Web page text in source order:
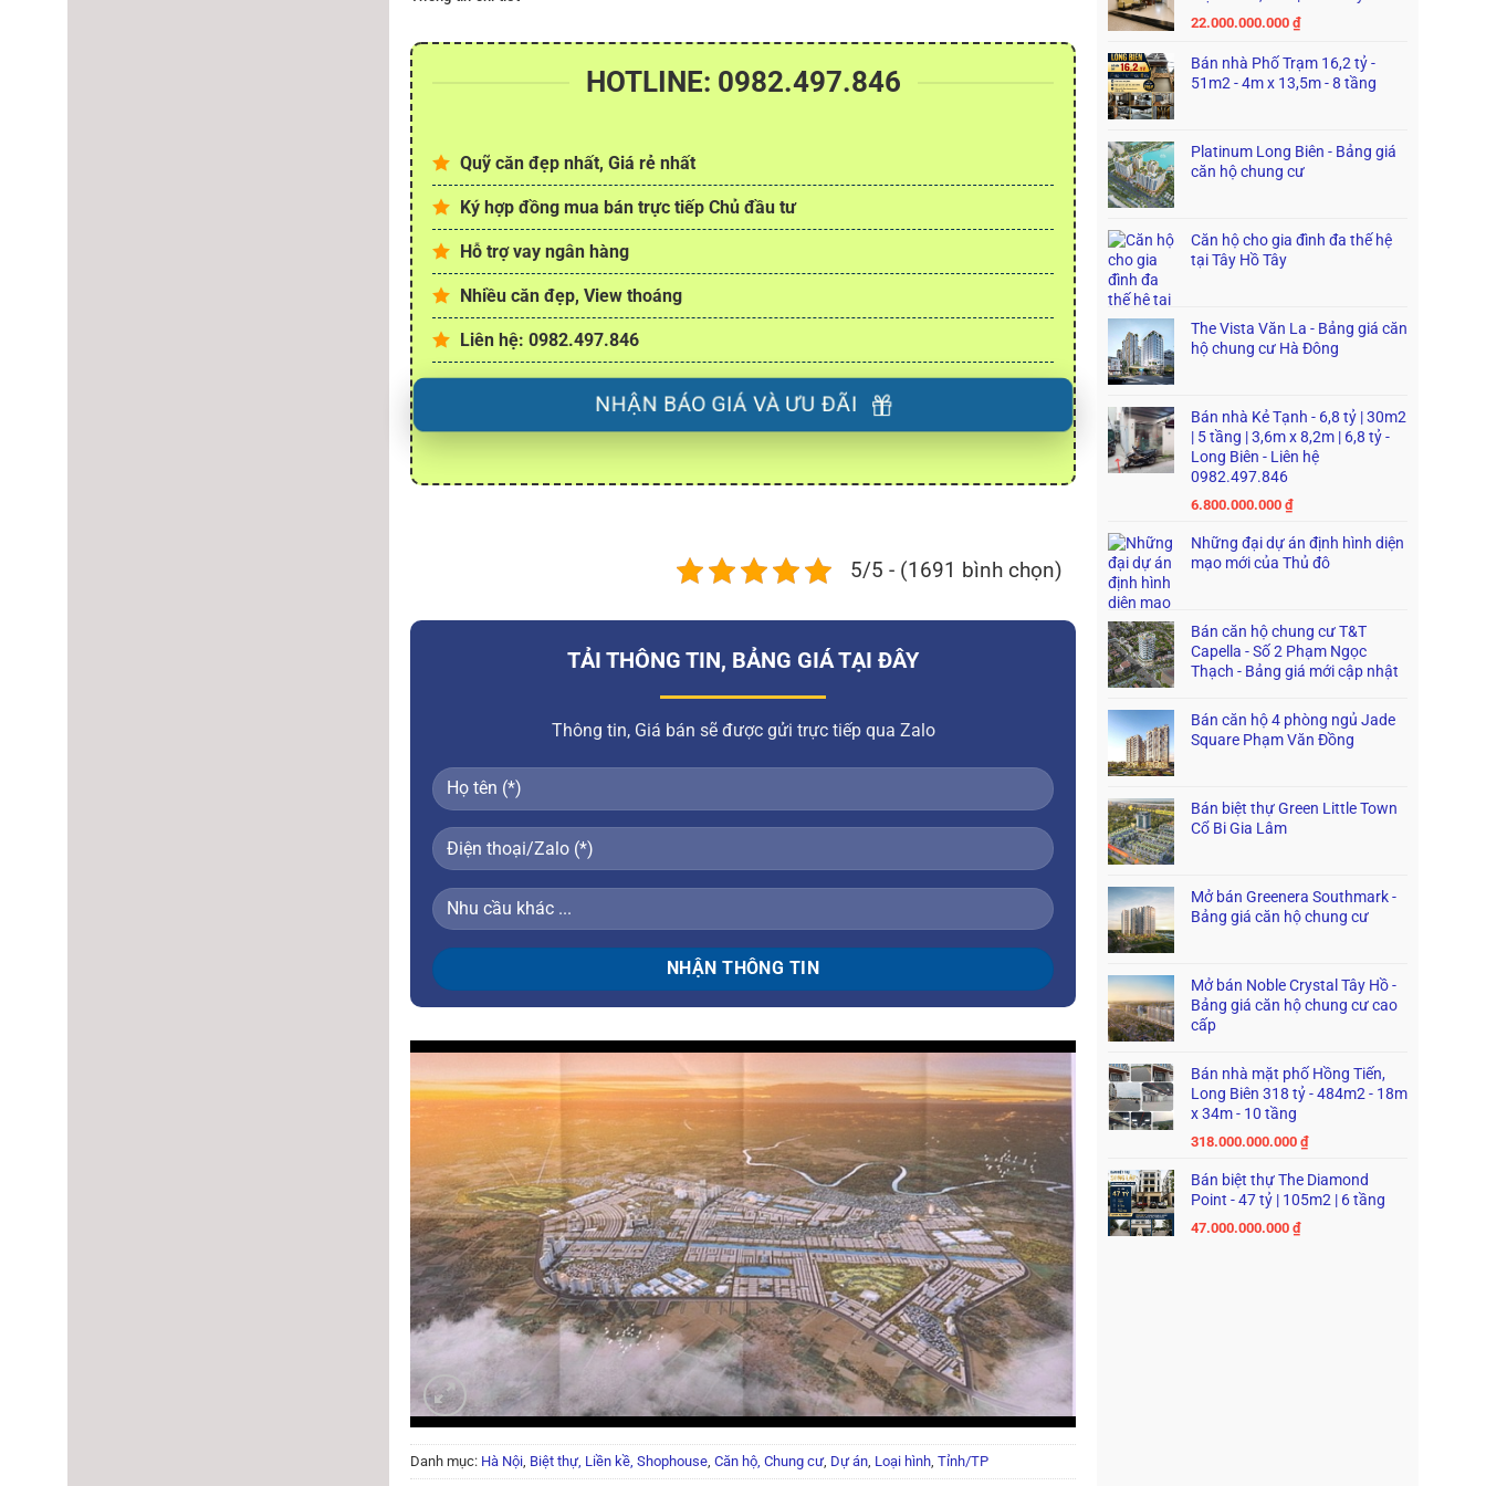
HOTLINE: 0982.497.846
Quỹ căn đẹp nhất, Giá rẻ nhất
Ký hợp đồng mua bán trực tiếp Chủ đầu tư
Hỗ trợ vay ngân hàng
Nhiều căn đẹp, View thoáng
Liên hệ: 0982.497.846
NHẬN BÁO GIÁ VÀ ƯU ĐÃI
5/5 - (1691 bình chọn)
TẢI THÔNG TIN, BẢNG GIÁ TẠI ĐÂY
Thông tin, Giá bán sẽ được gửi trực tiếp qua Zalo
Danh mục: Hà Nội, Biệt thự, Liền kề, Shophouse,Căn hộ, Chung cư, Dự án, Loại hình,Tỉnh/TP
22.000.000.000₫
Bán nhà Phố Trạm 16,2 tỷ -
51m2 - 4m x 13,5m - 8 tầng
Platinum Long Biên - Bảng giá
căn hộ chung cư
Căn hộ cho gia đình đa thế hệ
tại Tây Hồ Tây
The Vista Văn La - Bảng giá căn
hộ chung cư Hà Đông
Bán nhà Kẻ Tạnh - 6,8 tỷ | 30m2
| 5 tầng | 3,6m x 8,2m | 6,8 tỷ -
Long Biên - Liên hệ
0982.497.846
6.800.000.000₫
Những đại dự án định hình diện
mạo mới của Thủ đô
Bán căn hộ chung cư T&T
Capella - Số 2 Phạm Ngọc
Thạch - Bảng giá mới cập nhật
Bán căn hộ 4 phòng ngủ Jade
Square Phạm Văn Đồng
Bán biệt thự Green Little Town
Cổ Bi Gia Lâm
Mở bán Greenera Southmark -
Bảng giá căn hộ chung cư
Mở bán Noble Crystal Tây Hồ -
Bảng giá căn hộ chung cư cao
cấp
Bán nhà mặt phố Hồng Tiến,
Long Biên 318 tỷ - 484m2 - 18m
x 34m - 10 tầng
318.000.000.000₫
Bán biệt thự The Diamond
Point - 47 tỷ | 105m2 | 6 tầng
47.000.000.000₫